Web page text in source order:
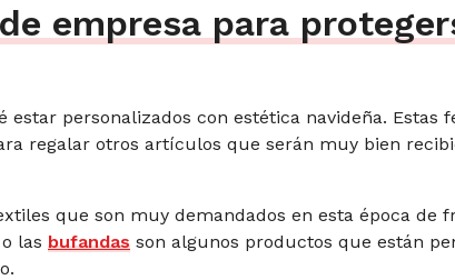
empresa para
personalizados con estética navideña. Estas
regalar otros artículos que serán muy bien
que son muy demandados en esta época de
o las bufandas son algunos productos que están